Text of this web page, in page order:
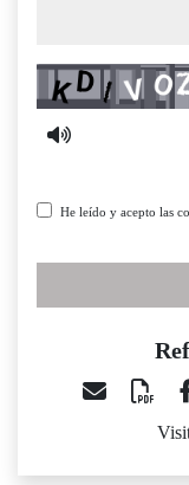
Captcha
He leído y acepto las